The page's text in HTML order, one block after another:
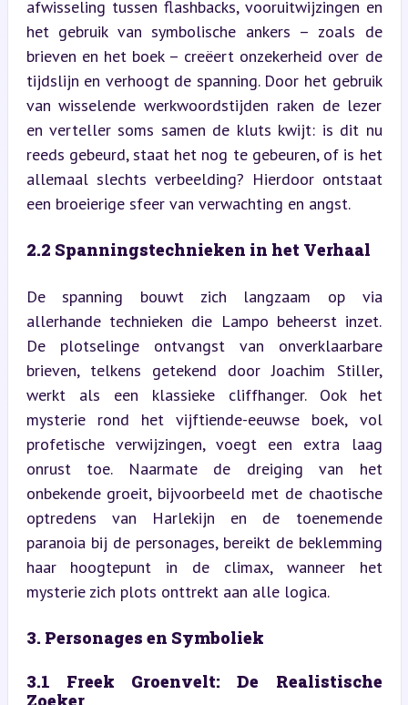
afwisseling tussen flashbacks, vooruitwijzingen en
het gebruik van symbolische ankers – zoals de
brieven en het boek – creëert onzekerheid over de
tijdslijn en verhoogt de spanning. Door het gebruik
van wisselende werkwoordstijden raken de lezer
en verteller soms samen de kluts kwijt: is dit nu
reeds gebeurd, staat het nog te gebeuren, of is het
allemaal slechts verbeelding? Hierdoor ontstaat
een broeierige sfeer van verwachting en angst.
2.2 Spanningstechnieken in het Verhaal
De spanning bouwt zich langzaam op via
allerhande technieken die Lampo beheerst inzet.
De plotselinge ontvangst van onverklaarbare
brieven, telkens getekend door Joachim Stiller,
werkt als een klassieke cliffhanger. Ook het
mysterie rond het vijftiende-eeuwse boek, vol
profetische verwijzingen, voegt een extra laag
onrust toe. Naarmate de dreiging van het
onbekende groeit, bijvoorbeeld met de chaotische
optredens van Harlekijn en de toenemende
paranoia bij de personages, bereikt de beklemming
haar hoogtepunt in de climax, wanneer het
mysterie zich plots onttrekt aan alle logica.
3. Personages en Symboliek
3.1 Freek Groenvelt: De Realistische
Zoeker